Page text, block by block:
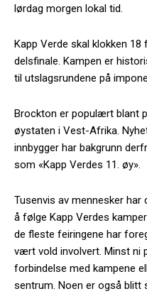
lørdag morgen lokal tid.
Kapp Verde skal klokken
delsfinale. Kampen er
til utslagsrundene på
Brockton er populært blant
øystaten i Vest-Afrika.
innbygger har bakgrunn
som «Kapp Verdes 11. øy».
Tusenvis av mennesker
å følge Kapp Verdes
de fleste feiringene har
vært vold involvert. Minst ni
forbindelse med kampene
sentrum. Noen er også blitt